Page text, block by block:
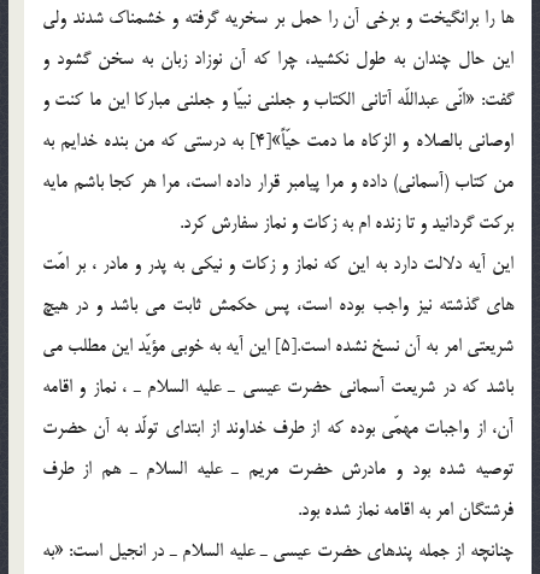
ها را برانگيخت و برخي آن را حمل بر سخريه گرفته و خشمناك شدند ولي
اين حال چندان به طول نكشيد، چرا كه آن نوزاد زبان به سخن گشود و
گفت: «انّي عبداللّه آتاني الكتاب و جعلني نبيّا و جعلني مباركا اين ما كنت و
اوصاني بالصلاه و الزكاه ما دمت حيّاً»[4] به درستي كه من بنده خدايم به
من كتاب (آسماني) داده و مرا پيامبر قرار داده است، مرا هر كجا باشم مايه
بركت گردانيد و تا زنده ام به زكات و نماز سفارش كرد.
اين آيه دلالت دارد به اين كه نماز و زكات و نيكي به پدر و مادر ، بر امّت
هاي گذشته نيز واجب بوده است، پس حكمش ثابت مي باشد و در هيچ
شريعتي امر به آن نسخ نشده است.[5] اين آيه به خوبي مؤيّد اين مطلب مي
باشد كه در شريعت آسماني حضرت عيسي ـ عليه السلام ـ ، نماز و اقامه
آن، از واجبات مهمّي بوده كه از طرف خداوند از ابتداي تولّد به آن حضرت
توصيه شده بود و مادرش حضرت مريم ـ عليه السلام ـ هم از طرف
فرشتگان امر به اقامه نماز شده بود.
چنانچه از جمله پندهاي حضرت عيسي ـ عليه السلام ـ در انجيل است: «به